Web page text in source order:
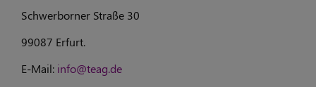
Schwerborner Straße 30
99087 Erfurt.
E-Mail: info@teag.de